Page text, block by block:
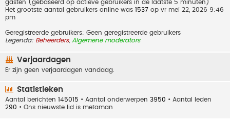
gasten (gebaseerd op actieve gebruikers in de laatste 5 minuten)
Het grootste aantal gebruikers online was 1537 op vr mei 22, 2026 9:46
pm
Geregistreerde gebruikers: Geen geregistreerde gebruikers
Legenda: Beheerders, Algemene moderators
Verjaardagen
Er zijn geen verjaardagen vandaag.
Statistieken
Aantal berichten 145015 • Aantal onderwerpen 3950 • Aantal leden
290 • Ons nieuwste lid is metaman